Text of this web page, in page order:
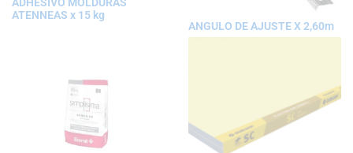
ATENNEAS x 15 kg
ANGULO DE AJUSTE X 2,60m